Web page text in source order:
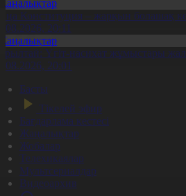
Конституция – жарқын болашақ
20:11
Үгіт-насихат жұмыстары
20:01
Басты
Тікелей эфир
Бағдарлама кестесі
Жаңалықтар
Жобалар
Телехикаялар
Мультсериалдар
Видеоархив